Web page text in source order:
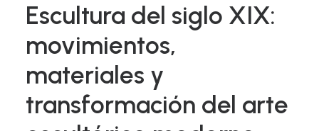
Escultura del siglo XIX:
movimientos,
materiales y
transformación del arte